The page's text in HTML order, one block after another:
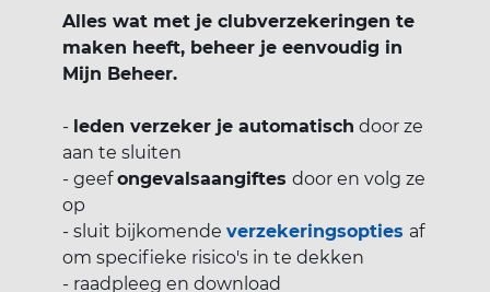
Alles wat met je clubverzekeringen te
maken heeft, beheer je eenvoudig in
Mijn Beheer.
- leden verzeker je automatisch door ze
aan te sluiten
- geefongevalsaangiftes door en volg ze
op
- sluit bijkomende verzekeringsopties af
om specifieke risico's in te dekken
- raadpleeg en download